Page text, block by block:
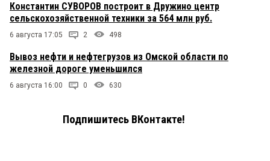
Константин СУВОРОВ построит в Дружино центр
сельскохозяйственной техники за 564 млн руб.
6 августа 17:05 2 498
Вывоз нефти и нефтегрузов из Омской области по
железной дороге уменьшился
6 августа 16:00 0 630
Подпишитесь ВКонтакте!